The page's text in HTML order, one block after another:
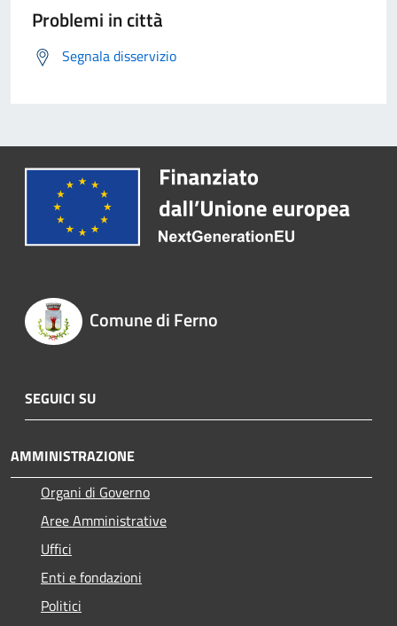
Problemi in città
Segnala disservizio
Comune di Ferno
SEGUICI SU
AMMINISTRAZIONE
Organi di Governo
Aree Amministrative
Uffici
Enti e fondazioni
Politici